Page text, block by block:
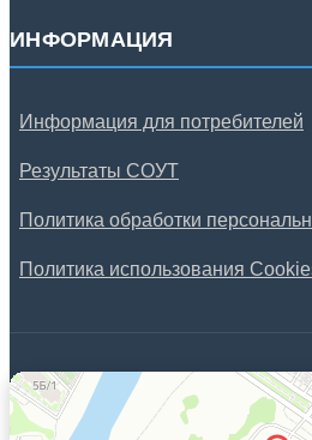
ИНФОРМАЦИЯ
Информация для потребителей
Результаты СОУТ
Политика обработки
Политика использования